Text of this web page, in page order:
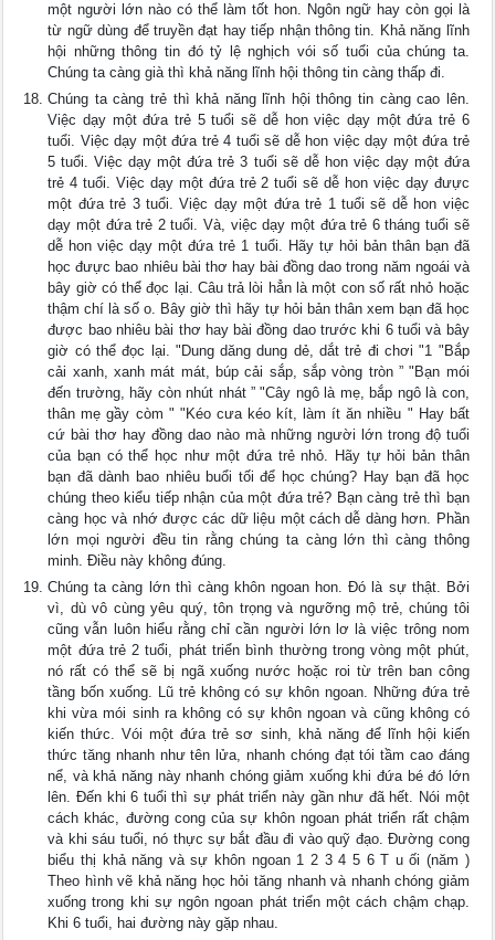
một người lớn nào có thể làm tốt hon. Ngôn ngữ hay còn gọi là
từ ngữ dùng để truyền đạt hay tiếp nhận thông tin. Khả năng lĩnh
hội những thông tin đó tỷ lệ nghịch vói số tuổi của chúng ta.
Chúng ta càng già thì khả năng lĩnh hội thông tin càng thấp đi.
Chúng ta càng trẻ thì khả năng lĩnh hội thông tin càng cao lên.
Việc dạy một đứa trẻ 5 tuổi sẽ dễ hon việc dạy một đứa trẻ 6
tuổi. Việc dạy một đứa trẻ 4 tuổi sẽ dễ hon việc dạy một đứa trẻ
5 tuổi. Việc dạy một đứa trẻ 3 tuổi sẽ dễ hon việc dạy một đứa
trẻ 4 tuổi. Việc dạy một đứa trẻ 2 tuổi sẽ dễ hon việc dạy đưực
một đứa trẻ 3 tuổi. Việc dạy một đứa trẻ 1 tuổi sẽ dễ hon việc
dạy một đứa trẻ 2 tuổi. Và, việc dạy một đứa trẻ 6 tháng tuổi sẽ
dễ hon việc dạy một đứa trẻ 1 tuổi. Hãy tự hỏi bản thân bạn đã
học đưực bao nhiêu bài thơ hay bài đồng dao trong năm ngoái và
bây giờ có thể đọc lại. Câu trả lòi hẳn là một con số rất nhỏ hoặc
thậm chí là số o. Bây giờ thì hãy tự hỏi bản thân xem bạn đã học
được bao nhiêu bài thơ hay bài đồng dao trước khi 6 tuổi và bây
giờ có thể đọc lại. "Dung dăng dung dẻ, dắt trẻ đi chơi "1 "Bắp
cải xanh, xanh mát mát, búp cải sắp, sắp vòng tròn ” "Bạn mói
đến trường, hãy còn nhút nhát ” "Cây ngô là mẹ, bắp ngô là con,
thân mẹ gầy còm " "Kéo cưa kéo kít, làm ít ăn nhiều " Hay bất
cứ bài thơ hay đồng dao nào mà những người lớn trong độ tuổi
của bạn có thể học như một đứa trẻ nhỏ. Hãy tự hỏi bản thân
bạn đã dành bao nhiêu buổi tối để học chúng? Hay bạn đã học
chúng theo kiểu tiếp nhận của một đứa trẻ? Bạn càng trẻ thì bạn
càng học và nhớ được các dữ liệu một cách dễ dàng hơn. Phần
lớn mọi người đều tin rằng chúng ta càng lớn thì càng thông
minh. Điều này không đúng.
Chúng ta càng lớn thì càng khôn ngoan hon. Đó là sự thật. Bởi
vì, dù vô cùng yêu quý, tôn trọng và ngưỡng mộ trẻ, chúng tôi
cũng vẫn luôn hiểu rằng chỉ cần người lớn lơ là việc trông nom
một đứa trẻ 2 tuổi, phát triển bình thường trong vòng một phút,
nó rất có thể sẽ bị ngã xuống nước hoặc roi từ trên ban công
tầng bốn xuống. Lũ trẻ không có sự khôn ngoan. Những đứa trẻ
khi vừa mói sinh ra không có sự khôn ngoan và cũng không có
kiến thức. Vói một đứa trẻ sơ sinh, khả năng để lĩnh hội kiến
thức tăng nhanh như tên lửa, nhanh chóng đạt tói tầm cao đáng
nể, và khả năng này nhanh chóng giảm xuống khi đứa bé đó lớn
lên. Đến khi 6 tuổi thì sự phát triển này gần như đã hết. Nói một
cách khác, đường cong của sự khôn ngoan phát triển rất chậm
và khi sáu tuổi, nó thực sự bắt đầu đi vào quỹ đạo. Đường cong
biểu thị khả năng và sự khôn ngoan 1 2 3 4 5 6 T u ối (năm )
Theo hình vẽ khả năng học hỏi tăng nhanh và nhanh chóng giảm
xuống trong khi sự ngôn ngoan phát triển một cách chậm chạp.
Khi 6 tuổi, hai đường này gặp nhau.